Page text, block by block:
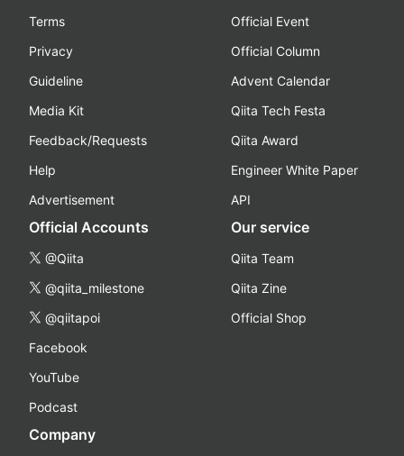
Terms
Privacy
Guideline
Media Kit
Feedback/Requests
Help
Advertisement
Official Event
Official Column
Advent Calendar
Qiita Tech Festa
Qiita Award
Engineer White Paper
API
Official Accounts
@Qiita
@qiita_milestone
@qiitapoi
Facebook
YouTube
Podcast
Our service
Qiita Team
Qiita Zine
Official Shop
Company